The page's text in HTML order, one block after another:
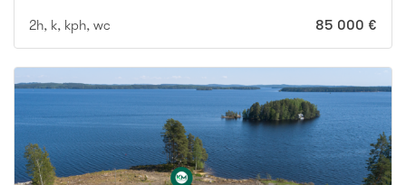
2h, k, kph, wc 85 000 €